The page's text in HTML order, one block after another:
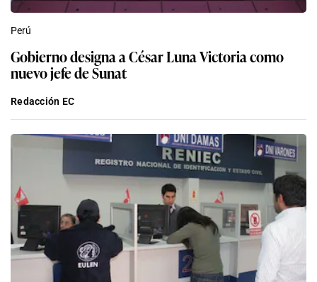
Perú
Gobierno designa a César Luna Victoria como
nuevo jefe de Sunat
Redacción EC